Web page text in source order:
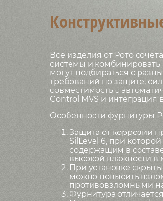
Все изделия от Рото
системы и
могут подбираться с
требований по защите,
совместимость с
Control MVS и интеграция
Особенности фурнитуры
Защита от коррозии
SilLevel 6, при
содержащим в
высокой влажности в
При установке
можно повысить
противовзломными
Фурнитура